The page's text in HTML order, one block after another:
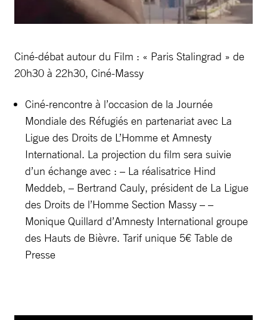
Ciné-débat autour du Film : « Paris Stalingrad » de
20h30 à 22h30, Ciné-Massy
Ciné-rencontre à l’occasion de la Journée
Mondiale des Réfugiés en partenariat avec La
Ligue des Droits de L’Homme et Amnesty
International. La projection du film sera suivie
d’un échange avec : – La réalisatrice Hind
Meddeb, – Bertrand Cauly, président de La Ligue
des Droits de l’Homme Section Massy – –
Monique Quillard d’Amnesty International groupe
des Hauts de Bièvre. Tarif unique 5€ Table de
Presse